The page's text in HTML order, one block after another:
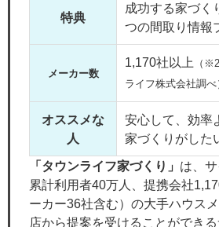
特典
成功する家づく
つの間取り情報
メーカー数
1,170社以上
（
ライフ株式会社調べ
オススメな
人
安心して、効率
家づくりがした
「タウンライフ家づくり」 は、サ
累計利用者40万人、提携会社
ーカー36社含む）の大手ハウス
店から提案を受けることができる